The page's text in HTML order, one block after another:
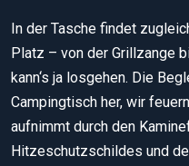
In der Tasche findet
Platz – von der Grillzange
kann‘s ja losgehen. Die
Campingtisch her, wir
aufnimmt durch den
Hitzeschutzschildes und